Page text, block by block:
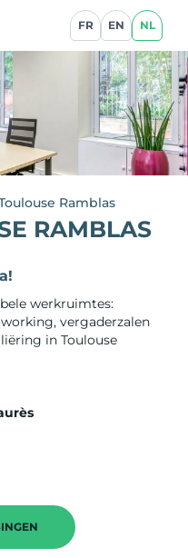
FR EN NL
Ramblas
RAMBLAS
werkruimtes:
vergaderzalen
in Toulouse